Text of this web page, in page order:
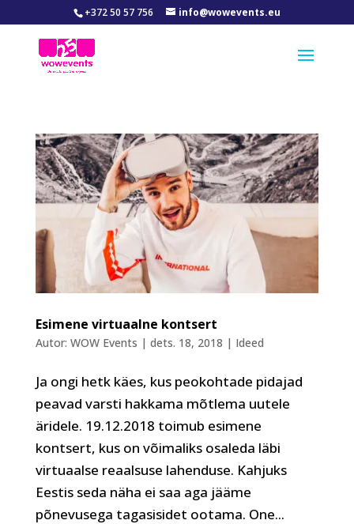
+372 50 57 756 info@wowevents.eu
Esimene virtuaalne kontsert
Autor: WOW Events | dets. 18, 2018 | Ideed
Ja ongi hetk käes, kus peokohtade pidajad
peavad varsti hakkama mõtlema uutele
äridele. 19.12.2018 toimub esimene
kontsert, kus on võimaliks osaleda läbi
virtuaalse reaalsuse lahenduse. Kahjuks
Eestis seda näha ei saa aga jääme
põnevusega tagasisidet ootama. One...